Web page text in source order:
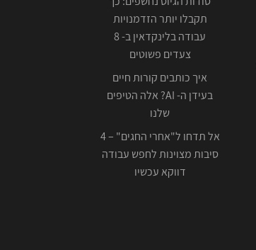
תקבלו יותר הזדמנויות
עבודה בלינקדאין ב- 8
צעדים פשוטים
איך כותבים קורות חיים
בעידן ה- AI? אלה הטיפים
שלנו
אל תדחו ל"אחרי החגים" – 4
סיבות מצוינות לחפש עבודה
דווקא עכשיו